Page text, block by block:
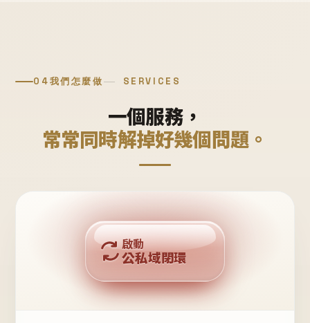
04我們怎麼做 SERVICES
一個服務，
常常同時解掉好幾個問題。
公域流量
私域鐵粉
回購複利
啟動
公私域閉環